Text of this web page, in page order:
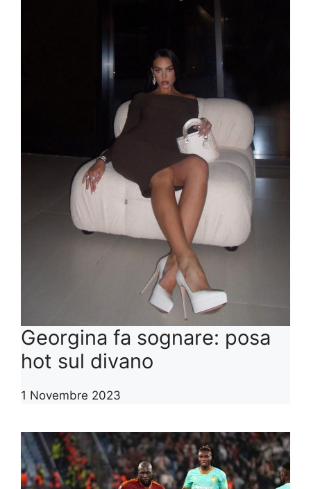
Georgina fa sognare: posa
hot sul divano
1 Novembre 2023